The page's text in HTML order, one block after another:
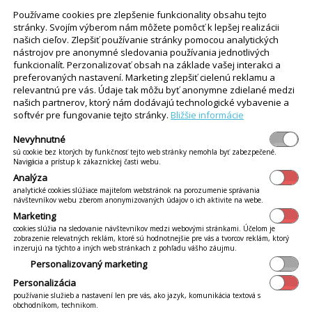
x 800
400 x 1024
držalo v ruke (užšie 21:9 je lepšie ako širsie
vhodné puzdro, najlepšie pripevniteľné na opasok
parametre z pohľadu výkonu.
a viac
nasledovných operačných systémov s príslušným
Používame cookies pre zlepšenie funkcionality obsahu tejto
stránky. Svojím výberom nám môžete pomôcť k lepšej realizácii
našich cieľov. Zlepšiť používanie stránky pomocou analytických
nástrojov pre anonymné sledovania používania jednotlivých
funkcionalít. Perzonalizovať obsah na základe vašej interakci a
preferovaných nastavení. Marketing zlepšiť cielenú reklamu a
relevantnú pre vás. Údaje tak môžu byť anonymne zdielané medzi
našich partnerov, ktorý nám dodávajú technologické vybavenie a
softvér pre fungovanie tejto stránky. Bližšie informácie
Nevyhnutné
sú cookie bez ktorých by funkčnosť tejto web stránky nemohla byť zabezpečené.
Navigácia a prístup k zákazníckej časti webu.
Analýza
analytické cookies slúžiace majiteľom webstránok na porozumenie správania
návštevníkov webu zberom anonymizovaných údajov o ich aktivite na webe.
Marketing
cookies slúžia na sledovanie návštevníkov medzi webovými stránkami. Účelom je
zobrazenie relevatných reklám, ktoré sú hodnotnejšie pre vás a tvorcov reklám, ktorý
inzerujú na týchto a iných web stránkach z pohľadu vášho záujmu.
Personalizovaný marketing
Personalizácia
používanie služieb a nastavení len pre vás, ako jazyk, komunikácia textová s
obchodníkom, technikom.